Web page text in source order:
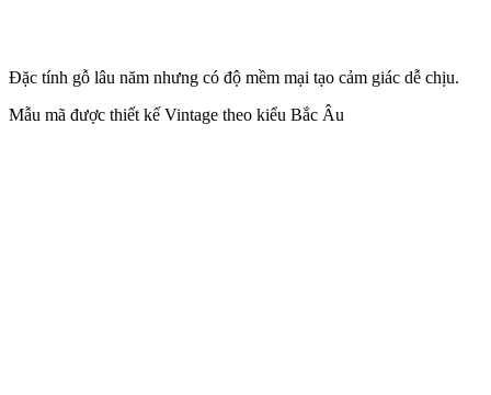
Đặc tính gỗ lâu năm nhưng có độ mềm mại tạo cảm giác dễ chịu.
Mẫu mã được thiết kế Vintage theo kiểu Bắc Âu